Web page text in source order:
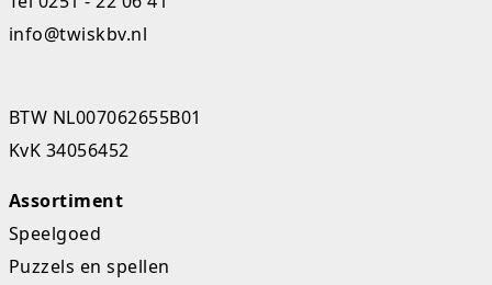
info@twiskbv.nl
BTW NL007062655B01
KvK 34056452
Assortiment
Speelgoed
Puzzels en spellen